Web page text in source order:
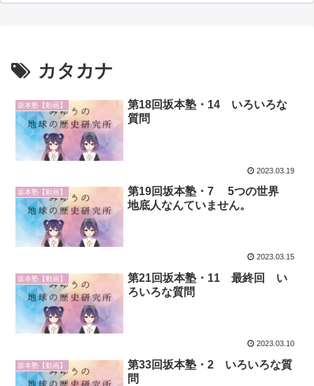
カタカナ
坂本塾【動画】
第18回坂本塾・14 いろいろな
質問
2023.03.19
坂本塾【動画】
第19回坂本塾・7 5つの世界
地底人なんていません。
2023.03.15
坂本塾【動画】
第21回坂本塾・11 最終回 い
ろいろな質問
2023.03.10
坂本塾【動画】
第33回坂本塾・2 いろいろな質
問